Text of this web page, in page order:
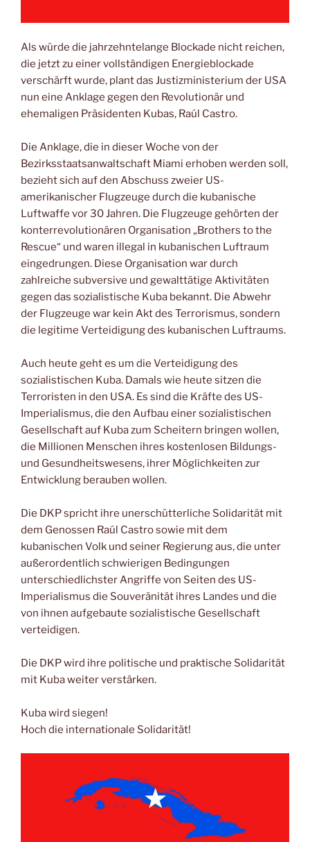
Als würde die jahrzehntelange Blockade nicht reichen,
die jetzt zu einer vollständigen Energieblockade
verschärft wurde, plant das Justizministerium der USA
nun eine Anklage gegen den Revolutionär und
ehemaligen Präsidenten Kubas, Raúl Castro.
Die Anklage, die in dieser Woche von der
Bezirksstaatsanwaltschaft Miami erhoben werden soll,
bezieht sich auf den Abschuss zweier US-
amerikanischer Flugzeuge durch die kubanische
Luftwaffe vor 30 Jahren. Die Flugzeuge gehörten der
konterrevolutionären Organisation „Brothers to the
Rescue“ und waren illegal in kubanischen Luftraum
eingedrungen. Diese Organisation war durch
zahlreiche subversive und gewalttätige Aktivitäten
gegen das sozialistische Kuba bekannt. Die Abwehr
der Flugzeuge war kein Akt des Terrorismus, sondern
die legitime Verteidigung des kubanischen Luftraums.
Auch heute geht es um die Verteidigung des
sozialistischen Kuba. Damals wie heute sitzen die
Terroristen in den USA. Es sind die Kräfte des US-
Imperialismus, die den Aufbau einer sozialistischen
Gesellschaft auf Kuba zum Scheitern bringen wollen,
die Millionen Menschen ihres kostenlosen Bildungs-
und Gesundheitswesens, ihrer Möglichkeiten zur
Entwicklung berauben wollen.
Die DKP spricht ihre unerschütterliche Solidarität mit
dem Genossen Raúl Castro sowie mit dem
kubanischen Volk und seiner Regierung aus, die unter
außerordentlich schwierigen Bedingungen
unterschiedlichster Angriffe von Seiten des US-
Imperialismus die Souveränität ihres Landes und die
von ihnen aufgebaute sozialistische Gesellschaft
verteidigen.
Die DKP wird ihre politische und praktische Solidarität
mit Kuba weiter verstärken.
Kuba wird siegen!
Hoch die internationale Solidarität!